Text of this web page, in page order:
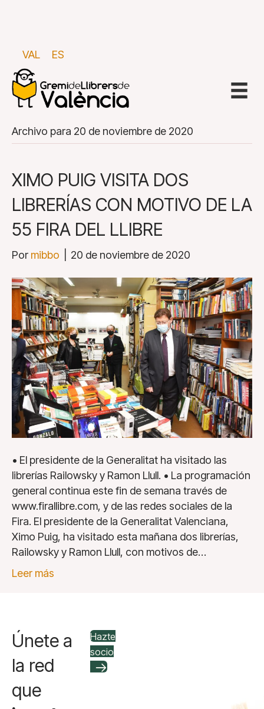
VAL ES
Archivo para 20 de noviembre de 2020
XIMO PUIG VISITA DOS
LIBRERÍAS CON MOTIVO DE LA
55 FIRA DEL LLIBRE
Por mibbo 20 de noviembre de 2020
• El presidente de la Generalitat ha visitado las
librerías Railowsky y Ramon Llull. • La programación
general continua este fin de semana través de
www.firallibre.com, y de las redes sociales de la
Fira. El presidente de la Generalitat Valenciana,
Ximo Puig, ha visitado esta mañana dos librerías,
Railowsky y Ramon Llull, con motivos de…
Leer más
Únete a
la red
que
Hazte
socio